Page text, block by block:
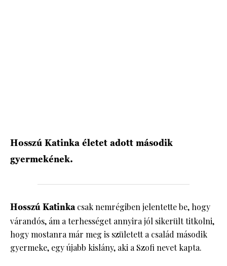
Hosszú Katinka életet adott második
gyermekének.
Hosszú Katinkacsak nemrégiben jelentette be, hogy
várandós, ám a terhességet annyira jól sikerült titkolni,
hogy mostanra már meg is született a család második
gyermeke, egy újabb kislány, aki a Szofi nevet kapta.